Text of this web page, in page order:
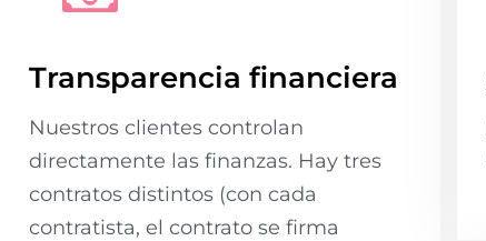
Transparencia financiera
Nuestros clientes controlan
directamente las finanzas. Hay tres
contratos distintos (con cada
contratista, el contrato se firma